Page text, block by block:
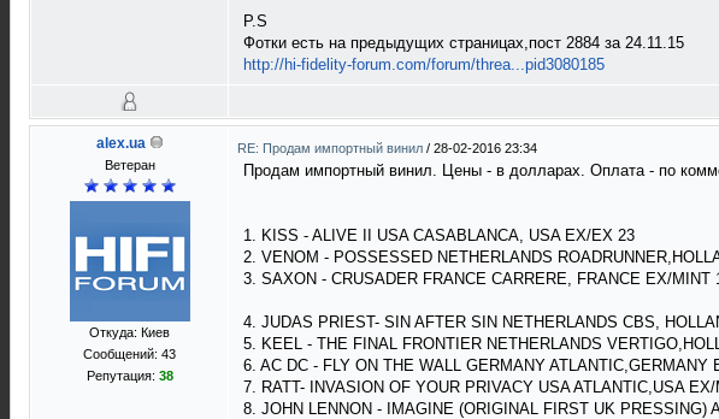
P.S
Фотки есть на предыдущих страницах,пост 2884 за 24.11.15
http://hi-fidelity-forum.com/forum/threa...pid3080185
alex.ua
Ветеран
Откуда: Киев
Сообщений: 43
Репутация: 38
RE: Продам импортный винил / 28-02-2016 23:34
Продам импортный винил. Цены - в долларах. Оплата - по
1. KISS - ALIVE II USA CASABLANCA, USA EX/EX 23
2. VENOM - POSSESSED NETHERLANDS
3. SAXON - CRUSADER FRANCE CARRERE, FRANCE EX/MINT
4. JUDAS PRIEST- SIN AFTER SIN NETHERLANDS CBS,
5. KEEL - THE FINAL FRONTIER NETHERLANDS
6. AC DC - FLY ON THE WALL GERMANY ATLANTIC,GERMANY
7. RATT- INVASION OF YOUR PRIVACY USA ATLANTIC,USA
8. JOHN LENNON - IMAGINE (ORIGINAL FIRST UK PRESSING)